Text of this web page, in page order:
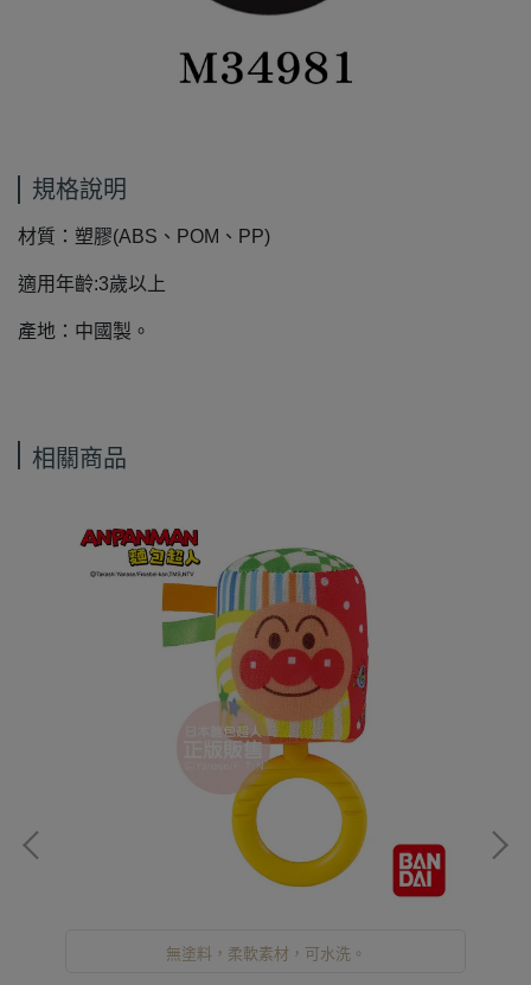
規格說明
材質：塑膠(ABS、POM、PP)
適用年齡:3歲以上
產地：中國製。
相關商品
無塗料，柔軟素材，可水洗。